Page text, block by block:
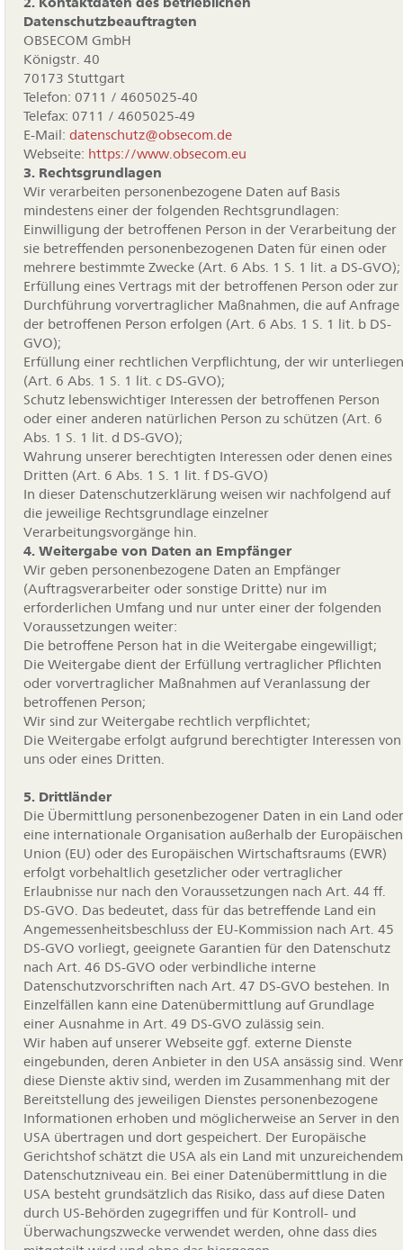
Datenschutzbeauftragten
OBSECOM GmbH
Königstr. 40
70173 Stuttgart
Telefon: 0711 / 4605025-40
Telefax: 0711 / 4605025-49
E-Mail: datenschutz@obsecom.de
Webseite: https://www.obsecom.eu
3. Rechtsgrundlagen
Wir verarbeiten personenbezogene Daten auf Basis
mindestens einer der folgenden Rechtsgrundlagen:
Einwilligung der betroffenen Person in der Verarbeitung der
sie betreffenden personenbezogenen Daten für einen oder
mehrere bestimmte Zwecke (Art. 6 Abs. 1 S. 1 lit. a DS-GVO);
Erfüllung eines Vertrags mit der betroffenen Person oder zur
Durchführung vorvertraglicher Maßnahmen, die auf Anfrage
der betroffenen Person erfolgen (Art. 6 Abs. 1 S. 1 lit. b DS-
GVO);
Erfüllung einer rechtlichen Verpflichtung, der wir unterliegen
(Art. 6 Abs. 1 S. 1 lit. c DS-GVO);
Schutz lebenswichtiger Interessen der betroffenen Person
oder einer anderen natürlichen Person zu schützen (Art. 6
Abs. 1 S. 1 lit. d DS-GVO);
Wahrung unserer berechtigten Interessen oder denen eines
Dritten (Art. 6 Abs. 1 S. 1 lit. f DS-GVO)
In dieser Datenschutzerklärung weisen wir nachfolgend auf
die jeweilige Rechtsgrundlage einzelner
Verarbeitungsvorgänge hin.
4. Weitergabe von Daten an Empfänger
Wir geben personenbezogene Daten an Empfänger
(Auftragsverarbeiter oder sonstige Dritte) nur im
erforderlichen Umfang und nur unter einer der folgenden
Voraussetzungen weiter:
Die betroffene Person hat in die Weitergabe eingewilligt;
Die Weitergabe dient der Erfüllung vertraglicher Pflichten
oder vorvertraglicher Maßnahmen auf Veranlassung der
betroffenen Person;
Wir sind zur Weitergabe rechtlich verpflichtet;
Die Weitergabe erfolgt aufgrund berechtigter Interessen von
uns oder eines Dritten.
5. Drittländer
Die Übermittlung personenbezogener Daten in ein Land oder
eine internationale Organisation außerhalb der Europäischen
Union (EU) oder des Europäischen Wirtschaftsraums (EWR)
erfolgt vorbehaltlich gesetzlicher oder vertraglicher
Erlaubnisse nur nach den Voraussetzungen nach Art. 44 ff.
DS-GVO. Das bedeutet, dass für das betreffende Land ein
Angemessenheitsbeschluss der EU-Kommission nach Art. 45
DS-GVO vorliegt, geeignete Garantien für den Datenschutz
nach Art. 46 DS-GVO oder verbindliche interne
Datenschutzvorschriften nach Art. 47 DS-GVO bestehen. In
Einzelfällen kann eine Datenübermittlung auf Grundlage
einer Ausnahme in Art. 49 DS-GVO zulässig sein.
Wir haben auf unserer Webseite ggf. externe Dienste
eingebunden, deren Anbieter in den USA ansässig sind.
diese Dienste aktiv sind, werden im Zusammenhang mit der
Bereitstellung des jeweiligen Dienstes personenbezogene
Informationen erhoben und möglicherweise an Server in den
USA übertragen und dort gespeichert. Der Europäische
Gerichtshof schätzt die USA als ein Land mit unzureichendem
Datenschutzniveau ein. Bei einer Datenübermittlung in die
USA besteht grundsätzlich das Risiko, dass auf diese Daten
durch US-Behörden zugegriffen und für Kontroll- und
Überwachungszwecke verwendet werden, ohne dass dies